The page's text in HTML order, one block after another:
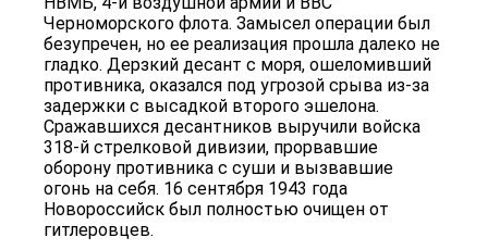
Черноморского флота. Замысел операции был
безупречен, но ее реализация прошла далеко не
гладко. Дерзкий десант с моря, ошеломивший
противника, оказался под угрозой срыва из-за
задержки с высадкой второго эшелона.
Сражавшихся десантников выручили войска
318-й стрелковой дивизии, прорвавшие
оборону противника с суши и вызвавшие
огонь на себя. 16 сентября 1943 года
Новороссийск был полностью очищен от
гитлеровцев.